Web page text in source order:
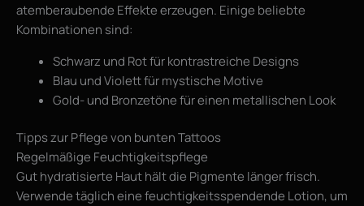
atemberaubende Effekte erzeugen. Einige beliebte
Kombinationen sind:
Schwarz und Rot für kontrastreiche Designs
Blau und Violett für mystische Motive
Gold- und Bronzetöne für einen metallischen Look
Tipps zur Pflege von bunten Tattoos
Regelmäßige Feuchtigkeitspflege
Gut hydratisierte Haut hält die Pigmente länger frisch.
Verwende täglich eine feuchtigkeitsspendende Lotion, um